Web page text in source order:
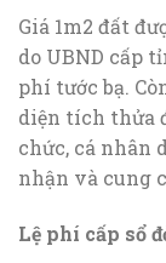
Giá 1m2 đất
do UBND cấp
phí tước bạ.
diện tích thửa
chức, cá nhân
nhận và cung
Lệ phí cấp sổ